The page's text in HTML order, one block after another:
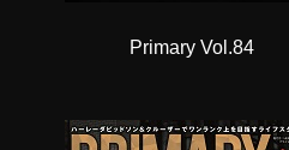
Primary Vol.84